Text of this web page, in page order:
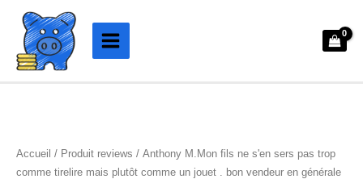
contenu
Accueil / Produit reviews / Anthony M.Mon fils ne s'en sers pas trop
comme tirelire mais plutôt comme un jouet . bon vendeur en générale